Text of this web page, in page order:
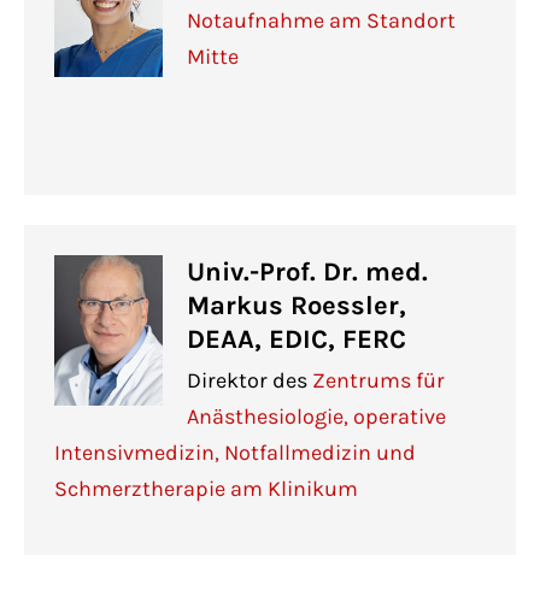
Notaufnahme am Standort
Mitte
Univ.-Prof. Dr. med.
Markus Roessler,
DEAA, EDIC, FERC
Direktor des Zentrums für
Anästhesiologie, operative
Intensivmedizin, Notfallmedizin und
Schmerztherapie am Klinikum